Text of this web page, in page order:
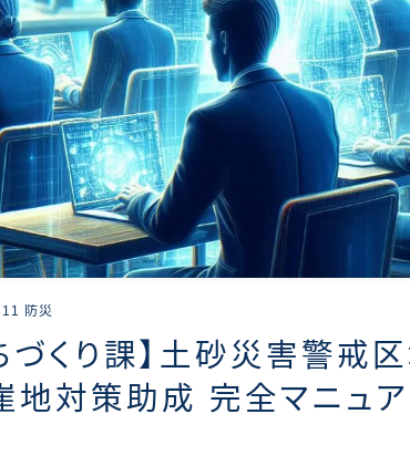
11 防災
づくり課】土砂災害警戒
地対策助成 完全マニュ